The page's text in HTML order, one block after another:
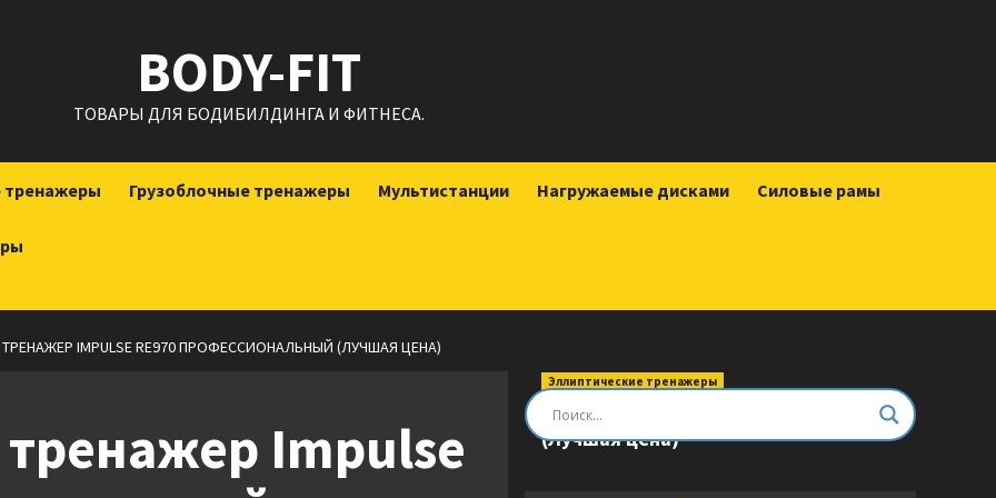
BODY-FIT
ТОВАРЫ ДЛЯ БОДИБИЛДИНГА И ФИТНЕСА.
тренажеры Грузоблочные тренажеры Мультистанции Нагружаемые дисками Силовые рамы
IMPULSE RE970 ПРОФЕССИОНАЛЬНЫЙ (ЛУЧШАЯ ЦЕНА)
Impulse
Эллиптические тренажеры
Эллиптический тренажер DFC E8745T
(Лучшая цена)